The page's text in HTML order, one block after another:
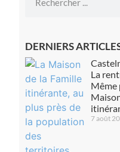
DERNIERS
La
Même
7 août